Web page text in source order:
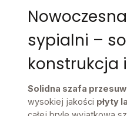
sypialni –
konstrukcja
Solidna szafa
wysokiej jakości płyty